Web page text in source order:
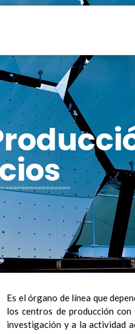
Es el órgano de línea que
los centros de producción
investigación y a la actividad